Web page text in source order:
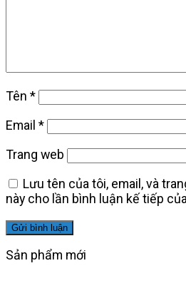
Tên *
Email *
Trang web
Lưu tên của tôi, email, và
này cho lần bình luận kế tiếp
Sản phẩm mới